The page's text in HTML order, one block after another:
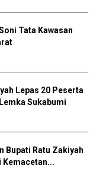
Tata Kawasan
Lepas 20 Peserta
Sukabumi
Bupati Ratu Zakiyah
Kemacetan...